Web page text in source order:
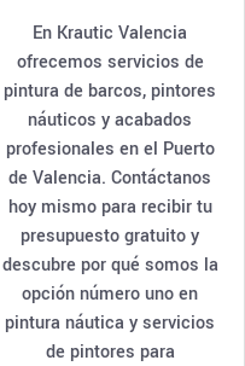
En Krautic Valencia
ofrecemos servicios de
pintura de barcos, pintores
náuticos y acabados
profesionales en el Puerto
de Valencia. Contáctanos
hoy mismo para recibir tu
presupuesto gratuito y
descubre por qué somos la
opción número uno en
pintura náutica y servicios
de pintores para